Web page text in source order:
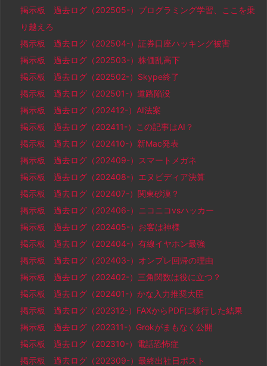
掲示板 過去ログ（202505-）プログラミング学習、ここを乗
り越えろ
掲示板 過去ログ（202504-）証券口座ハッキング被害
掲示板 過去ログ（202503-）株価乱高下
掲示板 過去ログ（202502-）Skype終了
掲示板 過去ログ（202501-）道路陥没
掲示板 過去ログ（202412-）AI法案
掲示板 過去ログ（202411-）この記事はAI？
掲示板 過去ログ（202410-）新Mac発表
掲示板 過去ログ（202409-）スマートメガネ
掲示板 過去ログ（202408-）エヌビディア決算
掲示板 過去ログ（202407-）関東砂漠？
掲示板 過去ログ（202406-）ニコニコvsハッカー
掲示板 過去ログ（202405-）お客は神様
掲示板 過去ログ（202404-）有線イヤホン最強
掲示板 過去ログ（202403-）オンプレ回帰の理由
掲示板 過去ログ（202402-）三角関数は役に立つ？
掲示板 過去ログ（202401-）かな入力推奨大臣
掲示板 過去ログ（202312-）FAXからPDFに移行した結果
掲示板 過去ログ（202311-）Grokがまもなく公開
掲示板 過去ログ（202310-）電話恐怖症
掲示板 過去ログ（202309-）最終出社日ポスト